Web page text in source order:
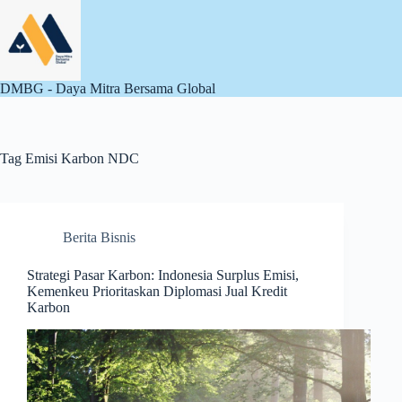
content
DMBG - Daya Mitra Bersama Global
Tag Emisi Karbon NDC
Berita Bisnis
Strategi Pasar Karbon: Indonesia Surplus Emisi,
Kemenkeu Prioritaskan Diplomasi Jual Kredit
Karbon